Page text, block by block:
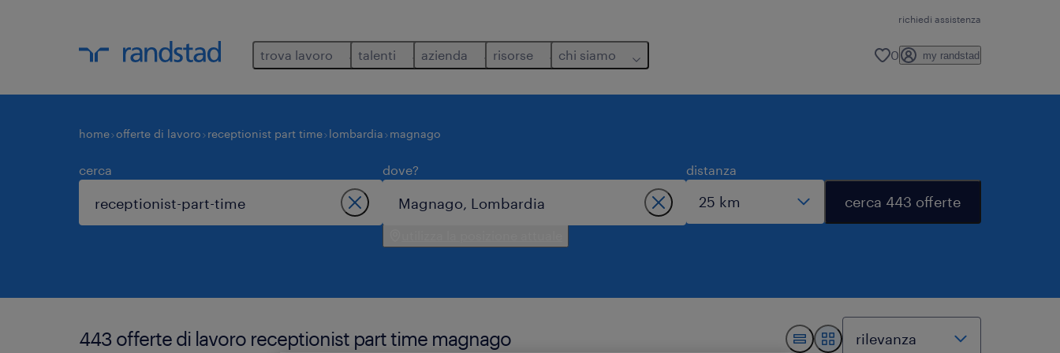
richiedi assistenza
trova lavoro talenti azienda risorse chi siamo 0 my randstad
home offerte di lavoro receptionist part time lombardia magnago
cerca dove? distanza
cerca 443 offerte
443 offerte di lavoro receptionist part time magnago